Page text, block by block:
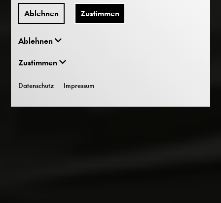
Ablehnen Zustimmen
Ablehnen
Zustimmen
Datenschutz Impressum